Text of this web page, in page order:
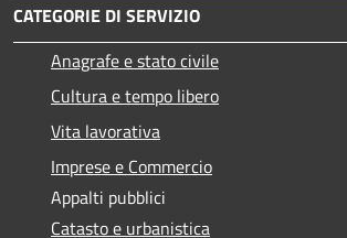
CATEGORIE DI SERVIZIO
Anagrafe e stato civile
Cultura e tempo libero
Vita lavorativa
Imprese e Commercio
Appalti pubblici
Catasto e urbanistica